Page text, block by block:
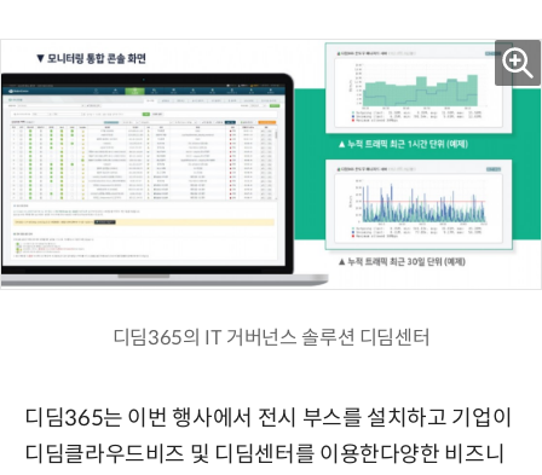
디딤365의 IT 거버넌스 솔루션 디딤센터
디딤365는 이번 행사에서 전시 부스를 설치하고 기업이
디딤클라우드비즈 및 디딤센터를 이용한다양한 비즈니